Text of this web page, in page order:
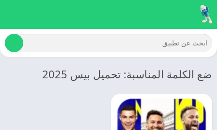
ضع الكلمة المناسبة: تحميل بيس 2025